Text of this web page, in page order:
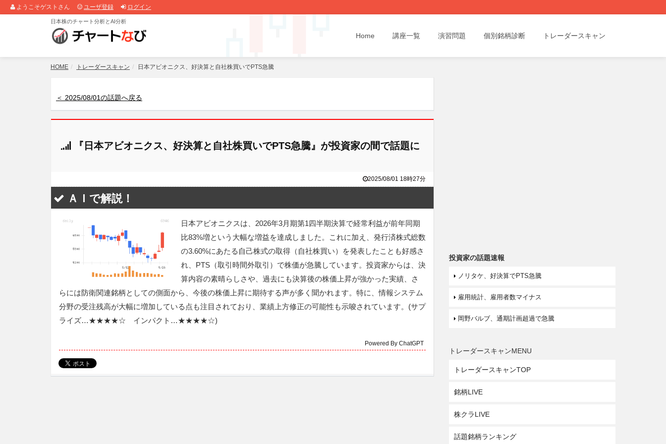
ようこそゲストさん ユーザ登録 ログイン
日本株のチャート分析とAI分析
Home 講座一覧 演習問題 個別銘柄診断 トレーダースキャン
HOME トレーダースキャン 日本アビオニクス、好決算と自社株買いでPTS急騰
＜ 2025/08/01の話題へ戻る
『日本アビオニクス、好決算と自社株買いでPTS急騰』が投資家の間で話題に
2025/08/01 18時27分
ＡＩで解説！
日本アビオニクスは、2026年3月期第1四半期決算で経常利益が前年同期
比83%増という大幅な増益を達成しました。これに加え、発行済株式総数
の3.60%にあたる自己株式の取得（自社株買い）を発表したことも好感さ
れ、PTS（取引時間外取引）で株価が急騰しています。投資家からは、決
算内容の素晴らしさや、過去にも決算後の株価上昇が強かった実績、さ
らには防衛関連銘柄としての側面から、今後の株価上昇に期待する声が多く聞かれます。特に、情報システム
分野の受注残高が大幅に増加している点も注目されており、業績上方修正の可能性も示唆されています。(サプ
ライズ…★★★★☆ インパクト…★★★★☆)
Powered By ChatGPT
投資家の話題速報
ノリタケ、好決算でPTS急騰
雇用統計、雇用者数マイナス
岡野バルブ、通期計画超過で急騰
トレーダースキャンMENU
トレーダースキャンTOP
銘柄LIVE
株クラLIVE
話題銘柄ランキング